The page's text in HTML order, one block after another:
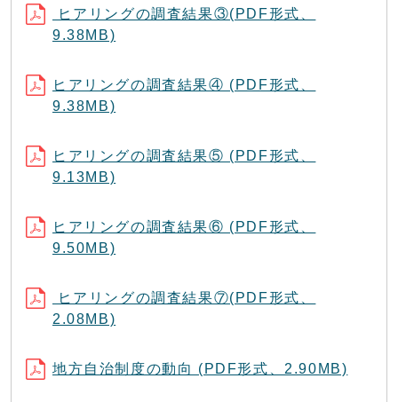
ヒアリングの調査結果③(PDF形式、
9.38MB)
ヒアリングの調査結果④ (PDF形式、
9.38MB)
ヒアリングの調査結果⑤ (PDF形式、
9.13MB)
ヒアリングの調査結果⑥ (PDF形式、
9.50MB)
ヒアリングの調査結果⑦(PDF形式、
2.08MB)
地方自治制度の動向 (PDF形式、2.90MB)